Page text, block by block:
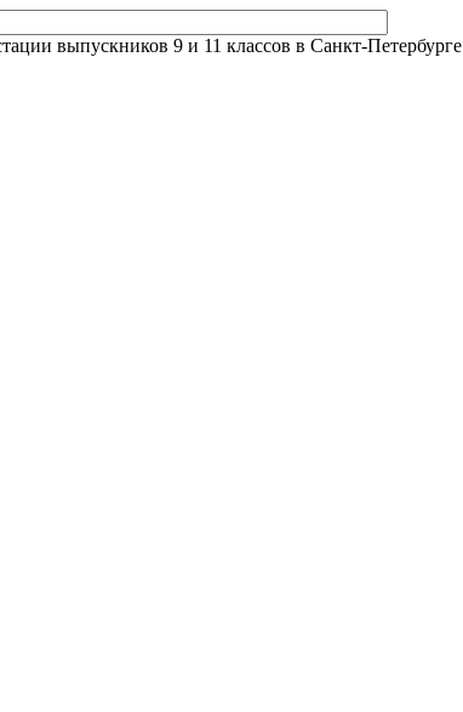
выпускников 9 и 11 классов в Санкт-Петербурге